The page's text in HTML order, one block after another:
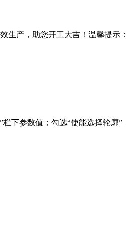
生产，助您开工大吉！温馨提示
下参数值；勾选“使能选择轮廓”